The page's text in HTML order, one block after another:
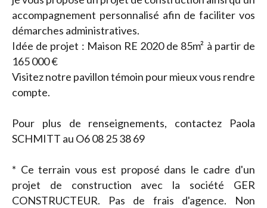
accompagnement personnalisé afin de faciliter vos
démarches administratives.
Idée de projet : Maison RE 2020 de 85m² à partir de
165 000 €
Visitez notre pavillon témoin pour mieux vous rendre
compte.
Pour plus de renseignements, contactez Paola
SCHMITT au O6 08 25 38 69
* Ce terrain vous est proposé dans le cadre d'un
projet de construction avec la société GER
CONSTRUCTEUR. Pas de frais d'agence. Non